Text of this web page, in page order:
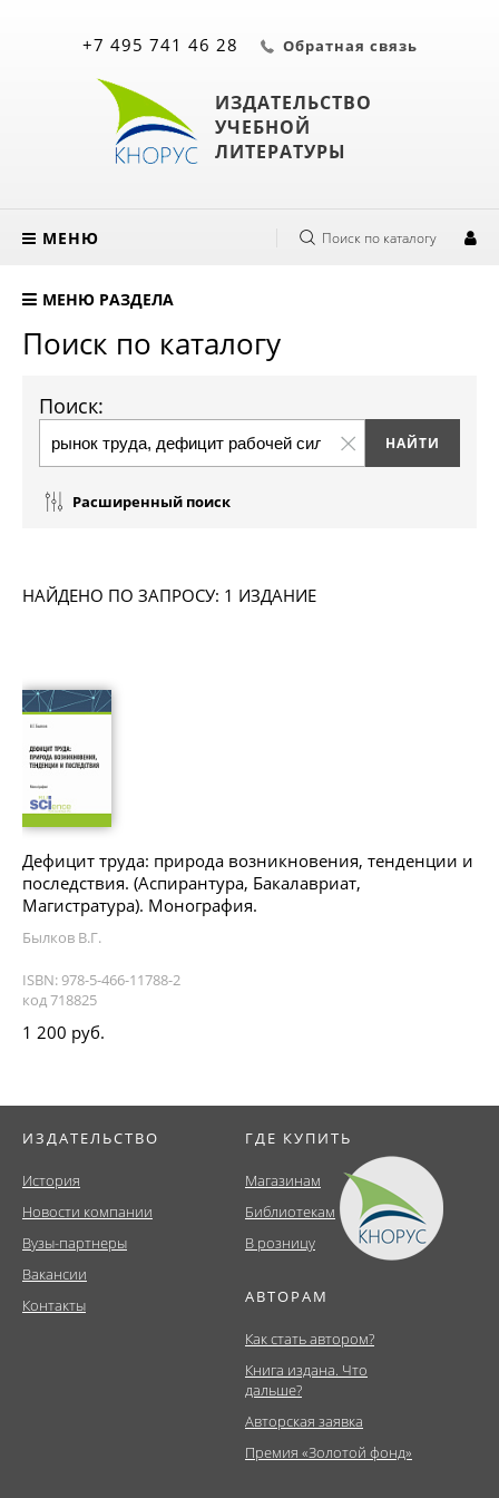
ИЗДАТЕЛЬСТВО
УЧЕБНОЙ
ЛИТЕРАТУРЫ
+7 495 741 46 28 Обратная связь
МЕНЮ Поиск по каталогу
МЕНЮ РАЗДЕЛА
Поиск по каталогу
Поиск:
Расширенный поиск
НАЙДЕНО ПО ЗАПРОСУ: 1 ИЗДАНИЕ
Дефицит труда: природа возникновения, тенденции и
последствия. (Аспирантура, Бакалавриат,
Магистратура). Монография.
Былков В.Г.
ISBN: 978-5-466-11788-2
код 718825
1 200 руб.
ИЗДАТЕЛЬСТВО
История
Новости компании
Вузы-партнеры
Вакансии
Контакты
ГДЕ КУПИТЬ
Магазинам
Библиотекам
В розницу
АВТОРАМ
Как стать автором?
Книга издана. Что
дальше?
Авторская заявка
Премия «Золотой фонд»